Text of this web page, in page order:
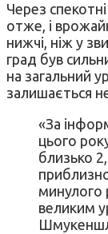
Через
отже, і
нижчі, ніж у
град був
на загальний
залишається
«За
цього
близько
минулого
великим